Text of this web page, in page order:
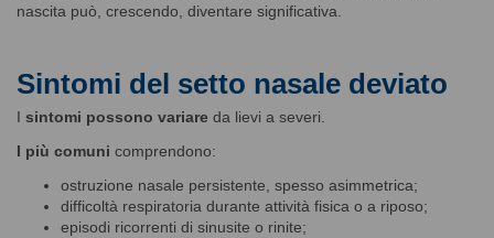
nascita può, crescendo, diventare significativa.
Sintomi del setto nasale deviato
I sintomi possono variare da lievi a severi.
I più comuni comprendono:
ostruzione nasale persistente, spesso asimmetrica;
difficoltà respiratoria durante attività fisica o a riposo;
episodi ricorrenti di sinusite o rinite;